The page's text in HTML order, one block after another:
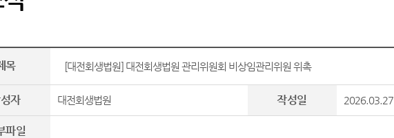
목 [대전회생법원] 대전회생법원 관리위원회 비상임관리위원 위촉
자 대전회생법원 작성일 2026.03.27
파일